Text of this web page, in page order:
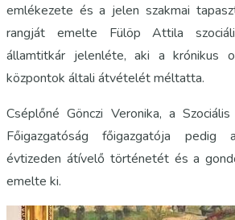
emlékezete és a jelen szakmai
rangját emelte Fülöp Attila
államtitkár jelenléte, aki a krónikus
központok általi átvételét méltatta.
Cséplőné Gönczi Veronika, a
Főigazgatóság főigazgatója pedig
évtizeden átívelő történetét és a
emelte ki.